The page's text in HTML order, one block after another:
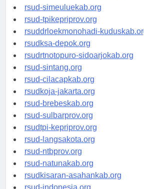
rsud-tanjungpinangkota.org
rsud-simeuluekab.org
rsud-tpikepriprov.org
rsuddrloekmonohadi-kuduskab.org
rsudksa-depok.org
rsudrtnotopuro-sidoarjokab.org
rsud-sintang.org
rsud-cilacapkab.org
rsudkoja-jakarta.org
rsud-brebeskab.org
rsud-sulbarprov.org
rsudtpi-kepriprov.org
rsud-langsakota.org
rsud-ntbprov.org
rsud-natunakab.org
rsudkisaran-asahankab.org